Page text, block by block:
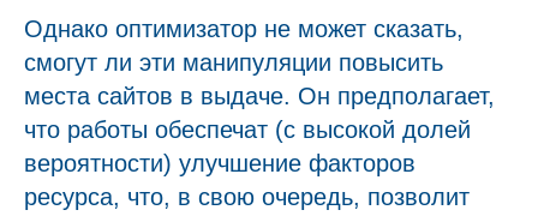
Однако оптимизатор не может сказать,
смогут ли эти манипуляции повысить
места сайтов в выдаче. Он предполагает,
что работы обеспечат (с высокой долей
вероятности) улучшение факторов
ресурса, что, в свою очередь, позволит